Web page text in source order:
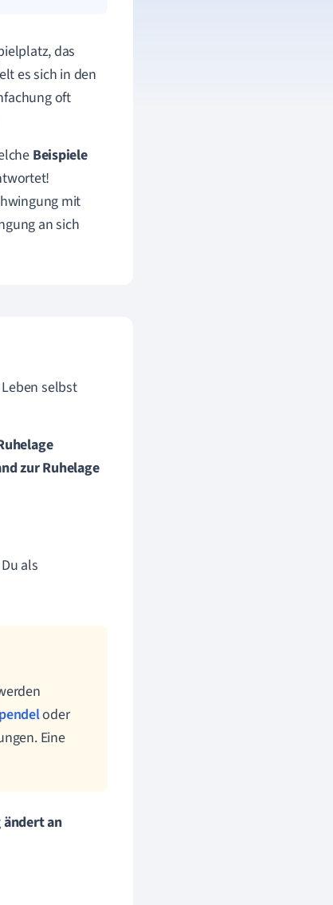
das
es sich in den
oft
Beispiele
mit
an sich
selbst
zurRuhelage
als
oder
Eine
ändert an